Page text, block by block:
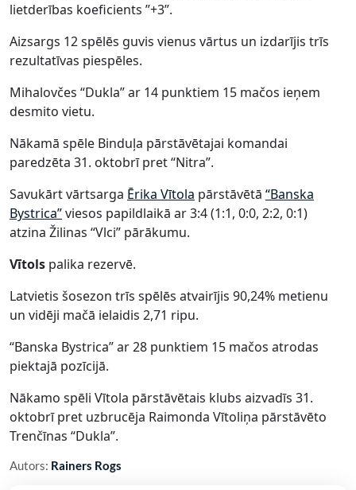
lietderības koeficients ”+3”.
Aizsargs 12 spēlēs guvis vienus vārtus un izdarījis trīs
rezultatīvas piespēles.
Mihalovčes “Dukla” ar 14 punktiem 15 mačos ieņem
desmito vietu.
Nākamā spēle Binduļa pārstāvētajai komandai
paredzēta 31. oktobrī pret “Nitra”.
Savukārt vārtsarga Ērika Vītola pārstāvētā “Banska
Bystrica”viesos papildlaikā ar 3:4 (1:1, 0:0, 2:2, 0:1)
atzina Žilinas “Vlci” pārākumu.
Vītols palika rezervē.
Latvietis šosezon trīs spēlēs atvairījis 90,24% metienu
un vidēji mačā ielaidis 2,71 ripu.
“Banska Bystrica” ar 28 punktiem 15 mačos atrodas
piektajā pozīcijā.
Nākamo spēli Vītola pārstāvētais klubs aizvadīs 31.
oktobrī pret uzbrucēja Raimonda Vītoliņa pārstāvēto
Trenčīnas “Dukla”.
Autors: Rainers Rogs